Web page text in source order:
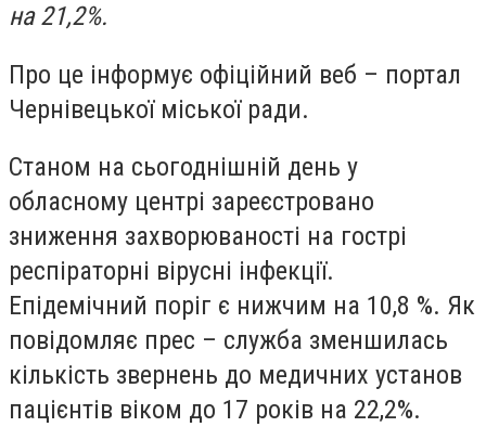
на 21,2%.
Про це інформує офіційний веб – портал
Чернівецької міської ради.
Станом на сьогоднішній день у
обласному центрі зареєстровано
зниження захворюваності на гострі
респіраторні вірусні інфекції.
Епідемічний поріг є нижчим на 10,8 %. Як
повідомляє прес – служба зменшилась
кількість звернень до медичних установ
пацієнтів віком до 17 років на 22,2%.